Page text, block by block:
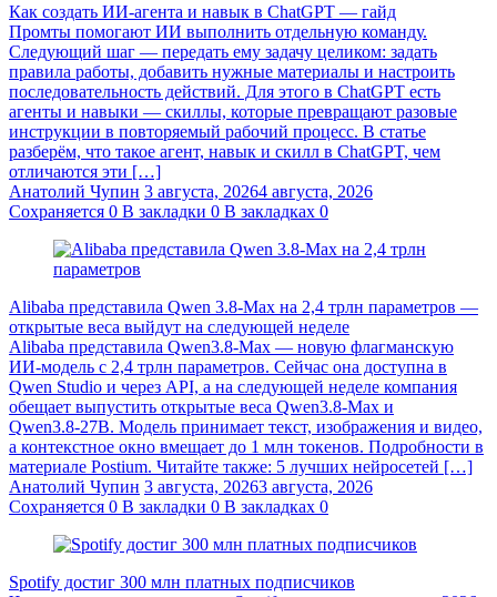
Как создать ИИ-агента и навык в ChatGPT — гайд
Промты помогают ИИ выполнить отдельную команду.
Следующий шаг — передать ему задачу целиком: задать
правила работы, добавить нужные материалы и настроить
последовательность действий. Для этого в ChatGPT есть
агенты и навыки — скиллы, которые превращают разовые
инструкции в повторяемый рабочий процесс. В статье
разберём, что такое агент, навык и скилл в ChatGPT, чем
отличаются эти […]
Анатолий Чупин 3 августа, 20264 августа, 2026
Сохраняется 0 В закладки 0 В закладках 0
Alibaba представила Qwen 3.8‑Max на 2,4 трлн параметров —
открытые веса выйдут на следующей неделе
Alibaba представила Qwen3.8‑Max — новую флагманскую
ИИ-модель с 2,4 трлн параметров. Сейчас она доступна в
Qwen Studio и через API, а на следующей неделе компания
обещает выпустить открытые веса Qwen3.8‑Max и
Qwen3.8‑27B. Модель принимает текст, изображения и видео,
а контекстное окно вмещает до 1 млн токенов. Подробности в
материале Postium. Читайте также: 5 лучших нейросетей […]
Анатолий Чупин 3 августа, 20263 августа, 2026
Сохраняется 0 В закладки 0 В закладках 0
Spotify достиг 300 млн платных подписчиков